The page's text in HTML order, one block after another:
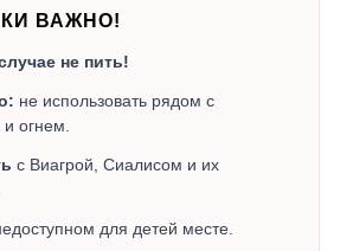
ВАЖНО!
не пить!
не использовать рядом с
и огнем.
с Виагрой, Сиалисом и их
для детей месте.